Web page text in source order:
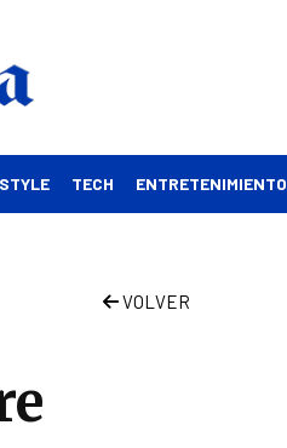
TECH ENTRETENIMIENTO
VOLVER